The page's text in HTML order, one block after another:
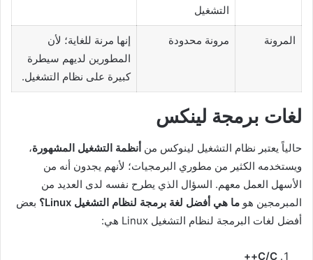
التشغيل
المرونة مرونة محدودة
إنها مرنة للغاية؛ لأن
المطورين لديهم سيطرة
كبيرة على نظام التشغيل.
لغات برمجة لينكس
حالياً يعتبر نظام التشغيل لينوكس من أنظمة التشغيل المشهورة،
ويستخدمه الكثير من مطوري البرمجيات؛ لأنهم يجدون أنه من
الأسهل العمل معهم. السؤال الذي يطرح نفسه لدى العديد من
المبرمجين هو ما هي أفضل لغة برمجة لنظام التشغيل Linux؟
بعض
أفضل لغات البرمجة لنظام التشغيل Linux هي:
C/C++